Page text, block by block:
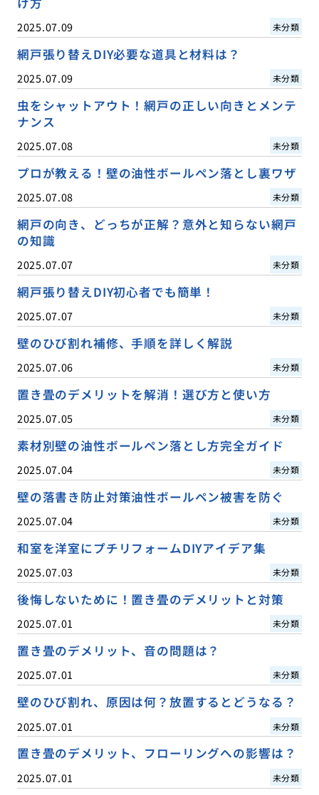
2025.07.09 未分類
網戸張り替えDIY必要な道具と材料は？
2025.07.09 未分類
虫をシャットアウト！網戸の正しい向きとメンテ
ナンス
2025.07.08 未分類
プロが教える！壁の油性ボールペン落とし裏ワザ
2025.07.08 未分類
網戸の向き、どっちが正解？意外と知らない網戸
の知識
2025.07.07 未分類
網戸張り替えDIY初心者でも簡単！
2025.07.07 未分類
壁のひび割れ補修、手順を詳しく解説
2025.07.06 未分類
置き畳のデメリットを解消！選び方と使い方
2025.07.05 未分類
素材別壁の油性ボールペン落とし方完全ガイド
2025.07.04 未分類
壁の落書き防止対策油性ボールペン被害を防ぐ
2025.07.04 未分類
和室を洋室にプチリフォームDIYアイデア集
2025.07.03 未分類
後悔しないために！置き畳のデメリットと対策
2025.07.01 未分類
置き畳のデメリット、音の問題は？
2025.07.01 未分類
壁のひび割れ、原因は何？放置するとどうなる？
2025.07.01 未分類
置き畳のデメリット、フローリングへの影響は？
2025.07.01 未分類